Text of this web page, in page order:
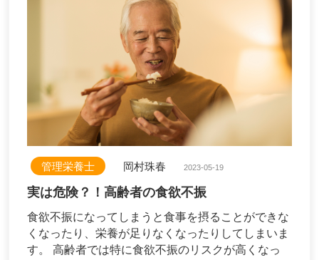
管理栄養士 岡村珠春 2023-05-19
実は危険？！高齢者の食欲不振
食欲不振になってしまうと食事を摂ることができな
くなったり、栄養が足りなくなったりしてしまいま
す。 高齢者では特に食欲不振のリスクが高くなっ